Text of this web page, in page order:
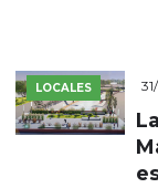
LOCALES